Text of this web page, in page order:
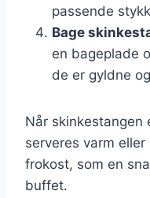
passende
Bage
en bageplade
de er gyldne
Når
serveres varm
frokost, som en
buffet.